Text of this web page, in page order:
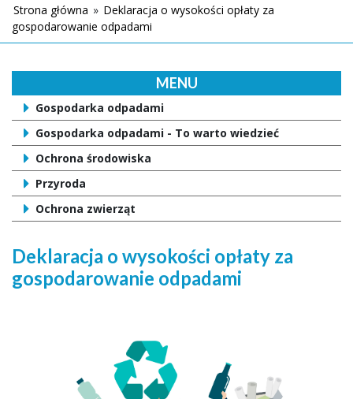
Strona główna » Deklaracja o wysokości opłaty za
gospodarowanie odpadami
MENU
Gospodarka odpadami
Gospodarka odpadami - To warto wiedzieć
Ochrona środowiska
Przyroda
Ochrona zwierząt
Deklaracja o wysokości opłaty za
gospodarowanie odpadami